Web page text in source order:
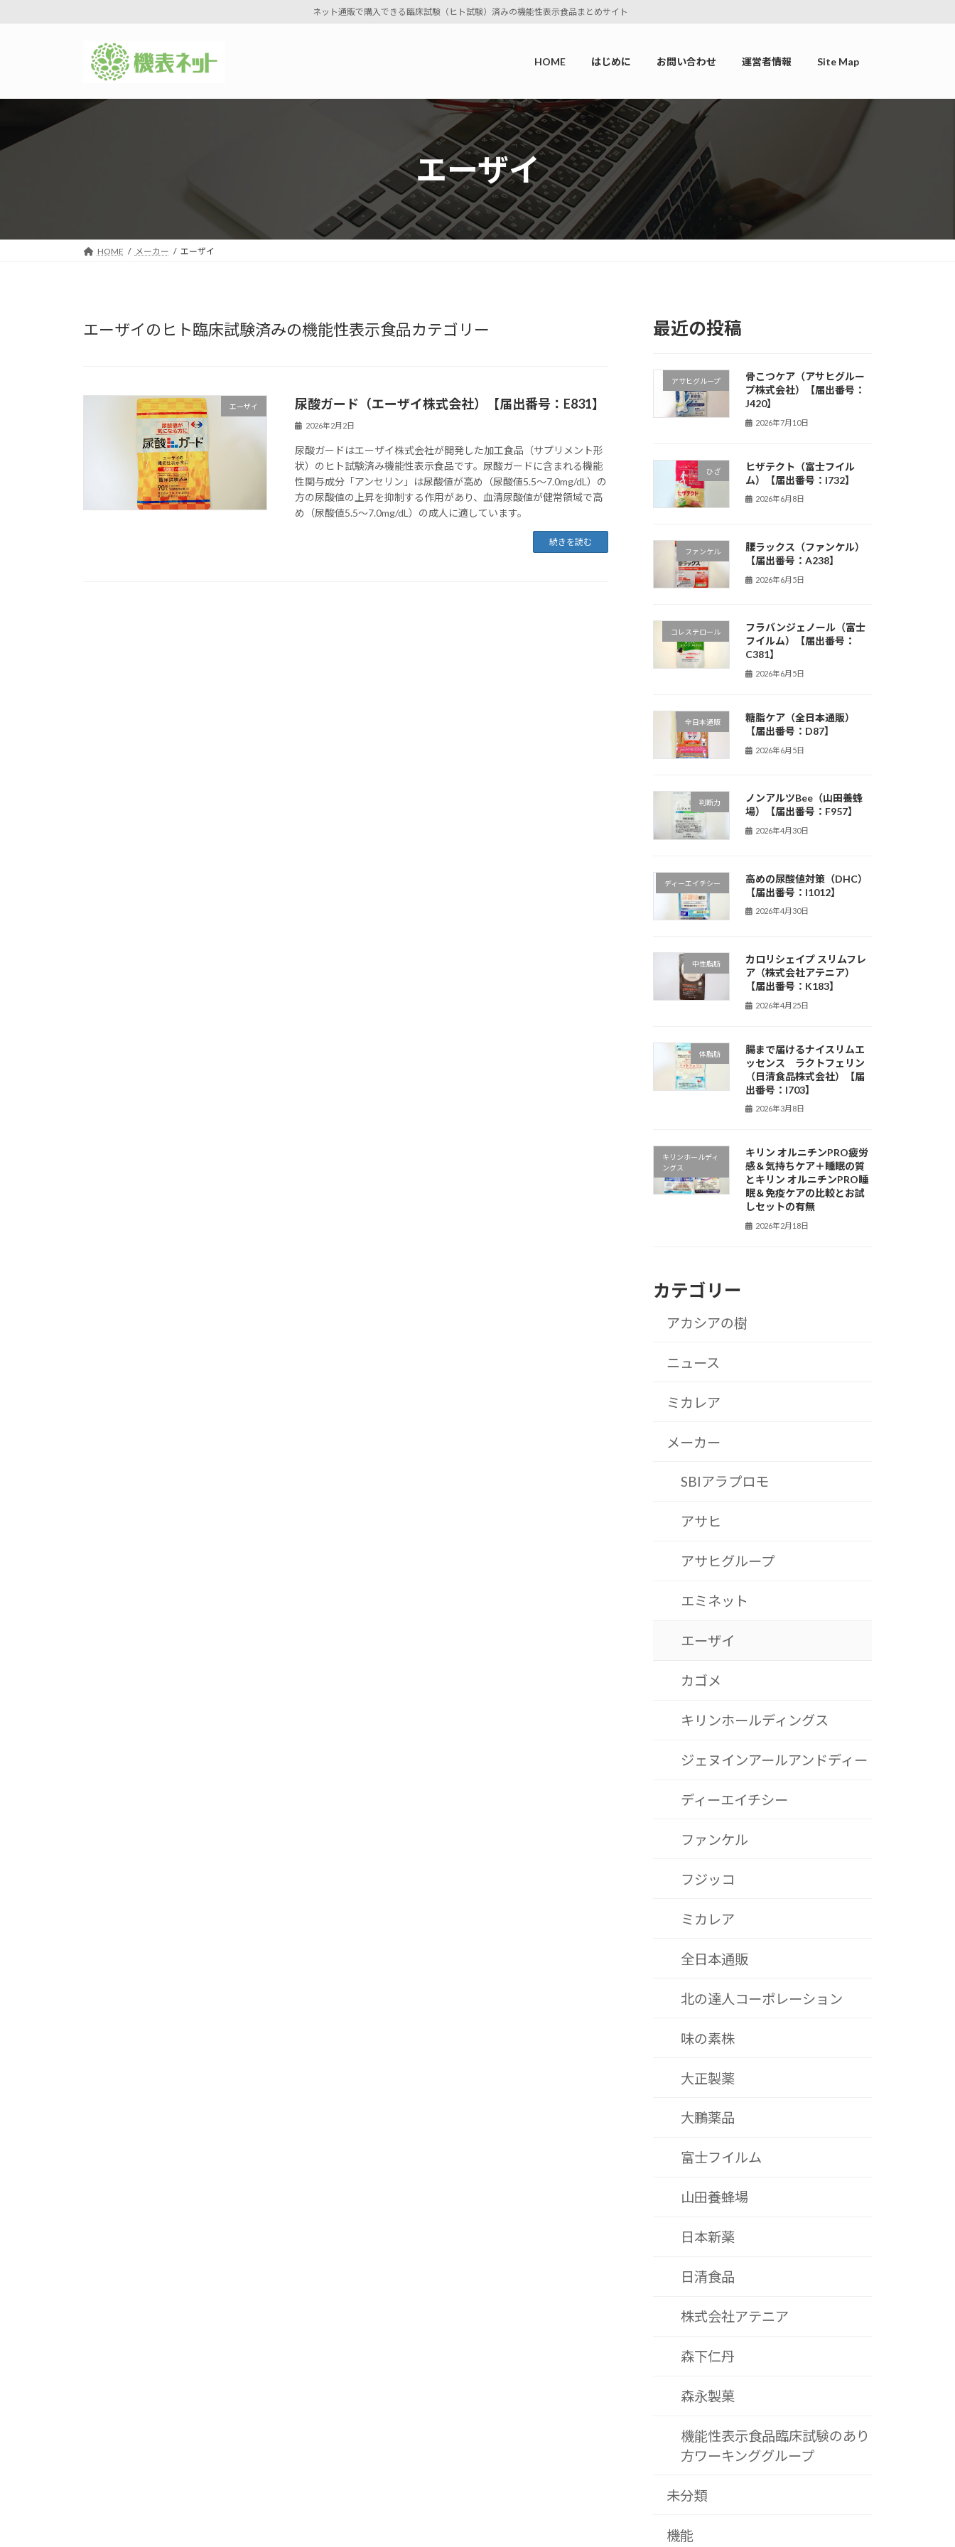
ツ
ス
シ
ン
ネット通販で購入できる臨床試験（ヒト試験）済みの機能性表示食品まとめサイト
HOME はじめに お問い合わせ 運営者情報 Site Map
エーザイ
HOME メーカー エーザイ
エーザイのヒト臨床試験済みの機能性表示食品カテゴリー
エーザイ 尿酸ガード（エーザイ株式会社）【届出番号：E831】
2026年2月2日
尿酸ガードはエーザイ株式会社が開発した加工食品（サプリメント形
状）のヒト試験済み機能性表示食品です。尿酸ガードに含まれる機能
性関与成分「アンセリン」は尿酸値が高め（尿酸値5.5～7.0mg/dL）の
方の尿酸値の上昇を抑制する作用があり、血清尿酸値が健常領域で高
め（尿酸値5.5～7.0mg/dL）の成人に適しています。
続きを読む
最近の投稿
アサヒグループ
骨こつケア（アサヒグルー
プ株式会社）【届出番号：
J420】
2026年7月10日
ひざ
ヒザテクト（富士フイル
ム）【届出番号：I732】
2026年6月8日
ファンケル
腰ラックス（ファンケル）
【届出番号：A238】
2026年6月5日
コレステロール
フラバンジェノール（富士
フイルム）【届出番号：
C381】
2026年6月5日
全日本通販
糖脂ケア（全日本通販）
【届出番号：D87】
2026年6月5日
判断力
ノンアルツBee（山田養蜂
場）【届出番号：F957】
2026年4月30日
ディーエイチシー
高めの尿酸値対策（DHC）
【届出番号：I1012】
2026年4月30日
中性脂肪
カロリシェイプ スリムフレ
ア（株式会社アテニア）
【届出番号：K183】
2026年4月25日
体脂肪
腸まで届けるナイスリムエ
ッセンス ラクトフェリン
（日清食品株式会社）【届
出番号：I703】
2026年3月8日
キリンホールディ
ングス
キリン オルニチンPRO疲労
感＆気持ちケア＋睡眠の質
とキリン オルニチンPRO睡
眠＆免疫ケアの比較とお試
しセットの有無
2026年2月18日
カテゴリー
アカシアの樹
ニュース
ミカレア
メーカー
SBIアラプロモ
アサヒ
アサヒグループ
エミネット
エーザイ
カゴメ
キリンホールディングス
ジェヌインアールアンドディー
ディーエイチシー
ファンケル
フジッコ
ミカレア
全日本通販
北の達人コーポレーション
味の素株
大正製薬
大鵬薬品
富士フイルム
山田養蜂場
日本新薬
日清食品
株式会社アテニア
森下仁丹
森永製菓
機能性表示食品臨床試験のあり
方ワーキンググループ
未分類
機能